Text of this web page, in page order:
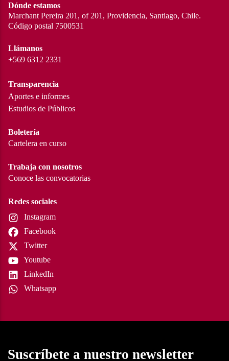
Dónde estamos
Marchant Pereira 201, of 201, Providencia, Santiago, Chile.
Código postal 7500531
Llámanos
+569 6312 2331
Transparencia
Aportes e informes
Estudios de Públicos
Boletería
Cartelera en curso
Trabaja con nosotros
Conoce las convocatorias
Redes sociales
Instagram
Facebook
Twitter
Youtube
LinkedIn
Whatsapp
Suscríbete a nuestro newsletter